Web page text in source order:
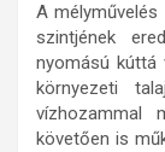
A
szintjének
nyomású kúttá
környezeti
vízhozammal
követően is